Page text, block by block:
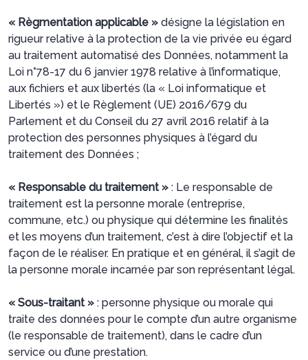
« Règmentation applicable » désigne la législation en
rigueur relative à la protection de la vie privée eu égard
au traitement automatisé des Données, notamment la
Loi n°78-17 du 6 janvier 1978 relative à l’informatique,
aux fichiers et aux libertés (la « Loi informatique et
Libertés ») et le Règlement (UE) 2016/679 du
Parlement et du Conseil du 27 avril 2016 relatif à la
protection des personnes physiques à l’égard du
traitement des Données ;
« Responsable du traitement » : Le responsable de
traitement est la personne morale (entreprise,
commune, etc.) ou physique qui détermine les finalités
et les moyens d’un traitement, c’est à dire l’objectif et la
façon de le réaliser. En pratique et en général, il s’agit de
la personne morale incarnée par son représentant légal.
« Sous-traitant » : personne physique ou morale qui
traite des données pour le compte d’un autre organisme
(le responsable de traitement), dans le cadre d’un
service ou d’une prestation.